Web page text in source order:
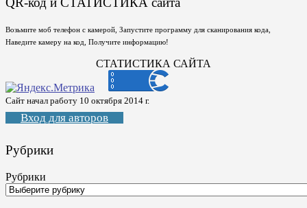
Возьмите моб телефон с камерой, Запустите программу для сканирования кода,
Наведите камеру на код, Получите информацию!
СТАТИСТИКА САЙТА
Сайт начал работу 10 октября 2014 г.
Вход для авторов
Рубрики
Рубрики